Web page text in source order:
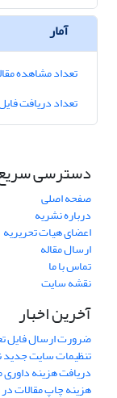
آمار
تعداد مشاهده
تعداد دریافت
دسترسی
صفحه اصلی
درباره نشریه
اعضای هیات تحریریه
ارسال مقاله
تماس با ما
نقشه سایت
آخرین اخبار
ضرورت ارسال فایل
تنظیمات سایت جدید
دریافت هزینه داوری
هزینه چاپ مقالات